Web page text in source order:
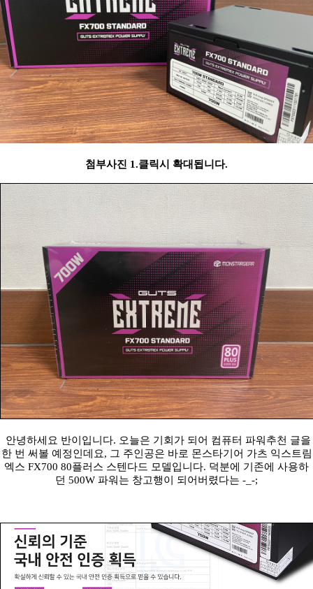
첨부사진 1.클릭시 확대됩니다.
안녕하세요 반이입니다. 오늘은 기회가 되어 컴퓨터 파워추천 글을
한 번 써볼 예정인데요, 그 주인공은 바로 몬스타기어 가츠 익스트림
엑스 FX700 80플러스 스텐다드 모델입니다. 덕분에 기존에 사용하
던 500W 파워는 창고행이 되어버렸다는 -_-;